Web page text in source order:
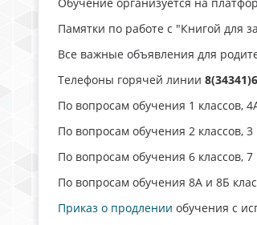
Обучение организуется на
Памятки по работе с "Книгой для
Все важные объявления для
Телефоны горячей линии
По вопросам обучения 1 классов,
По вопросам обучения 2 классов,
По вопросам обучения 6 классов,
По вопросам обучения 8А и 8Б
Приказ о продлении обучения с